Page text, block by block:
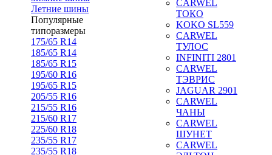
Летние шины
Популярные
типоразмеры
175/65 R14
185/65 R14
185/65 R15
195/60 R16
195/65 R15
205/55 R16
215/55 R16
215/60 R17
225/60 R18
235/55 R17
235/55 R18
CARWEL
ТОКО
KOKO SL559
CARWEL
ТУЛОС
INFINITI 2801
CARWEL
ТЭВРИС
JAGUAR 2901
CARWEL
ЧАНЫ
CARWEL
ШУНЕТ
CARWEL